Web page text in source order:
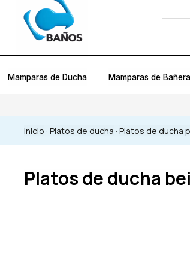
Mamparas de Ducha Mamparas de Bañera
Inicio ·Platos de ducha ·Platos de ducha
Platos de ducha